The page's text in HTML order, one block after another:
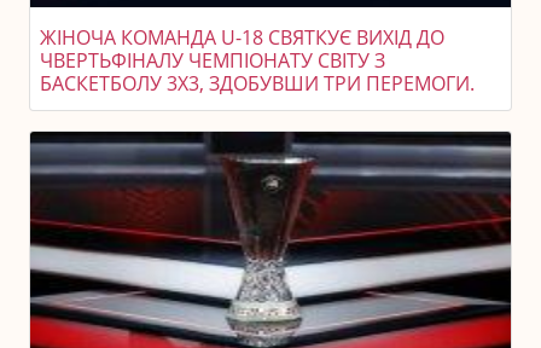
ЖІНОЧА КОМАНДА U-18 СВЯТКУЄ ВИХІД ДО
ЧВЕРТЬФІНАЛУ ЧЕМПІОНАТУ СВІТУ З
БАСКЕТБОЛУ 3X3, ЗДОБУВШИ ТРИ ПЕРЕМОГИ.